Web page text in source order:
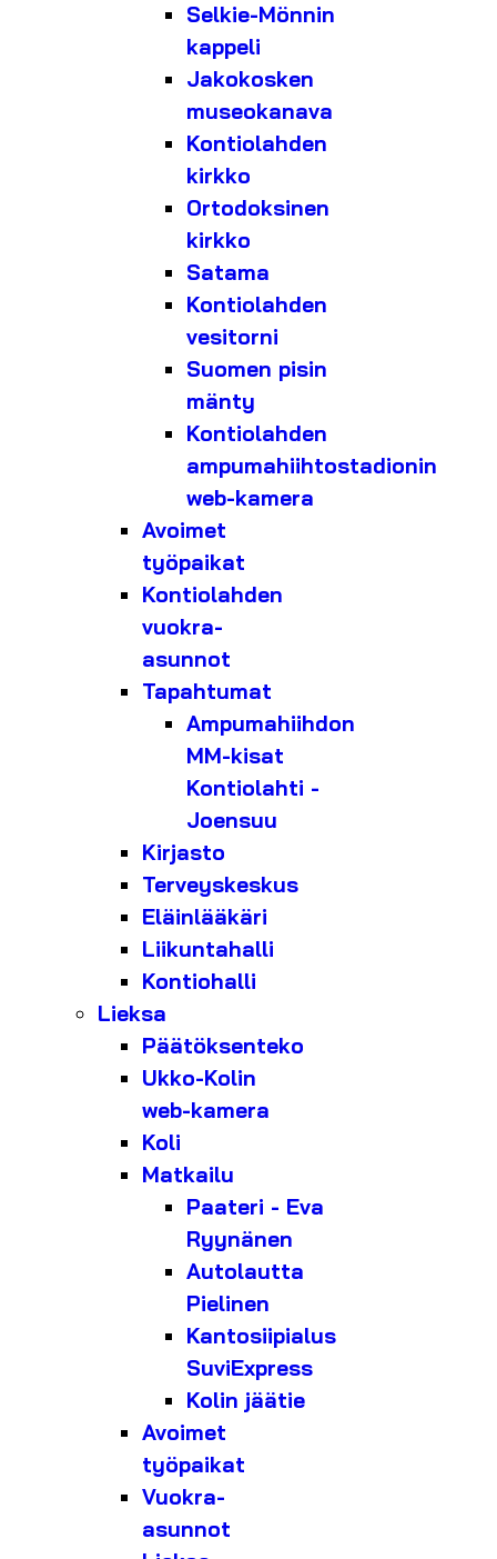
Selkie-Mönnin
kappeli
Jakokosken
museokanava
Kontiolahden
kirkko
Ortodoksinen
kirkko
Satama
Kontiolahden
vesitorni
Suomen pisin
mänty
Kontiolahden
ampumahiihtostadionin
web-kamera
Avoimet
työpaikat
Kontiolahden
vuokra-
asunnot
Tapahtumat
Ampumahiihdon
MM-kisat
Kontiolahti -
Joensuu
Kirjasto
Terveyskeskus
Eläinlääkäri
Liikuntahalli
Kontiohalli
Lieksa
Päätöksenteko
Ukko-Kolin
web-kamera
Koli
Matkailu
Paateri - Eva
Ryynänen
Autolautta
Pielinen
Kantosiipialus
SuviExpress
Kolin jäätie
Avoimet
työpaikat
Vuokra-
asunnot